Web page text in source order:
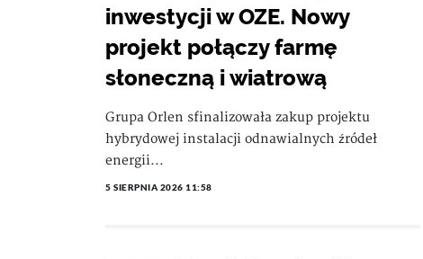
inwestycji w OZE. Nowy
projekt połączy farmę
słoneczną i wiatrową
Grupa Orlen sfinalizowała zakup projektu
hybrydowej instalacji odnawialnych źródeł
energii...
5 SIERPNIA 2026 11:58